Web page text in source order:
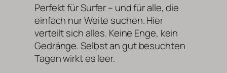
Perfekt für Surfer – und für alle, die
einfach nur Weite suchen. Hier
verteilt sich alles. Keine Enge, kein
Gedränge. Selbst an gut besuchten
Tagen wirkt es leer.